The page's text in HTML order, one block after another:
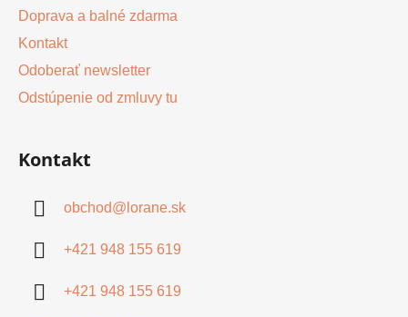
Doprava a balné zdarma
Kontakt
Odoberať newsletter
Odstúpenie od zmluvy tu
Kontakt
obchod@ lorane.sk
+421 948 155 619
+421 948 155 619